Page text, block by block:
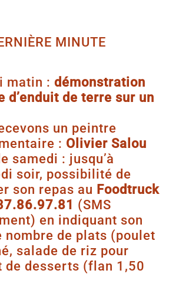
MINUTE
matin : démonstration
d’enduit de terre sur un
un peintre
: Olivier Salou
samedi : jusqu’à
soir, possibilité de
son repas au Foodtruck
(SMS
en indiquant son
nombre de plats (poulet
salade de riz pour
de desserts (flan 1,50